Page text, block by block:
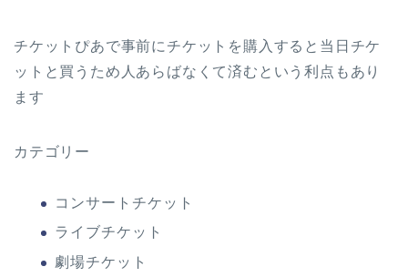
チケットぴあで事前にチケットを購入すると当日チケ
ットと買うため人あらばなくて済むという利点もあり
ます
カテゴリー
コンサートチケット
ライブチケット
劇場チケット